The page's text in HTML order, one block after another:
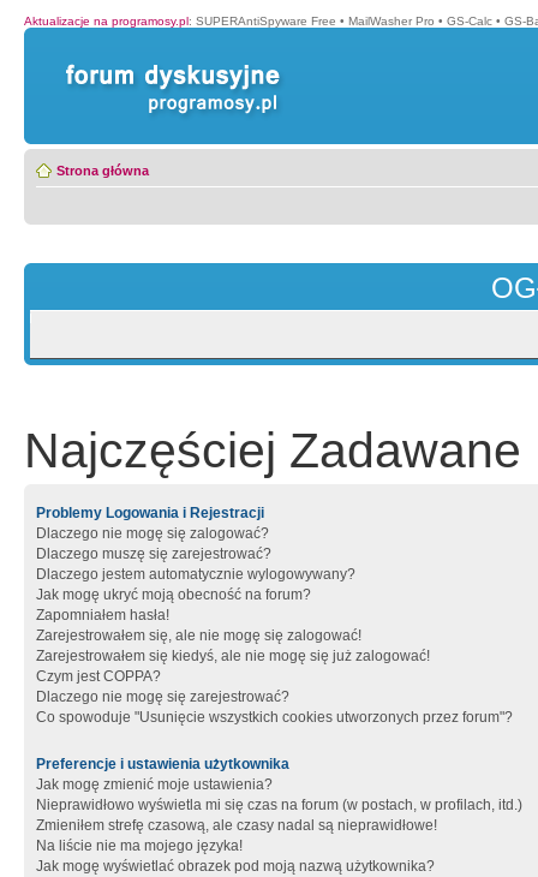
Aktualizacje na programosy.pl: SUPERAntiSpyware Free • MailWasher Pro • GS-Calc • GS-
Strona główna
Najczęściej Zadawane
Problemy Logowania i Rejestracji
Dlaczego nie mogę się zalogować?
Dlaczego muszę się zarejestrować?
Dlaczego jestem automatycznie wylogowywany?
Jak mogę ukryć moją obecność na forum?
Zapomniałem hasła!
Zarejestrowałem się, ale nie mogę się zalogować!
Zarejestrowałem się kiedyś, ale nie mogę się już zalogować!
Czym jest COPPA?
Dlaczego nie mogę się zarejestrować?
Co spowoduje "Usunięcie wszystkich cookies utworzonych przez forum"?
Preferencje i ustawienia użytkownika
Jak mogę zmienić moje ustawienia?
Nieprawidłowo wyświetla mi się czas na forum (w postach, w profilach, itd.)
Zmieniłem strefę czasową, ale czasy nadal są nieprawidłowe!
Na liście nie ma mojego języka!
Jak mogę wyświetlać obrazek pod moją nazwą użytkownika?